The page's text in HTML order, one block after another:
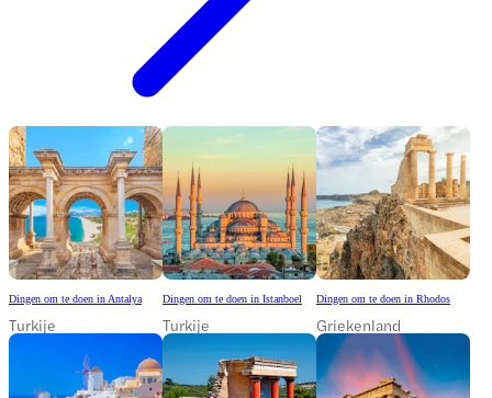
Dingen om te doen in Antalya
Turkije
Dingen om te doen in Istanboel
Turkije
Dingen om te doen in Rhodos
Griekenland